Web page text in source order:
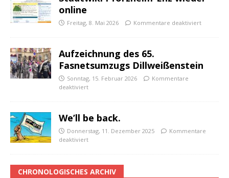
online
Freitag, 8. Mai 2026 Kommentare deaktiviert
Aufzeichnung des 65.
Fasnetsumzugs Dillweißenstein
Sonntag, 15. Februar 2026
Kommentare
deaktiviert
We’ll be back.
Donnerstag, 11. Dezember 2025
Kommentare
deaktiviert
CHRONOLOGISCHES ARCHIV